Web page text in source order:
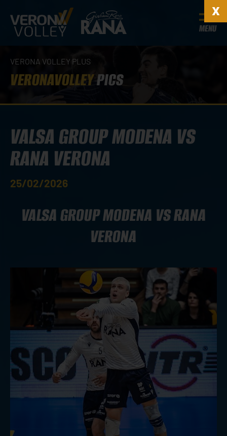
MENU
VERONA VOLLEY PLUS
VERONAVOLLEYPICS
VALSA GROUP MODENA VS
RANA VERONA
25/02/2026
VALSA GROUP MODENA VS RANA
VERONA